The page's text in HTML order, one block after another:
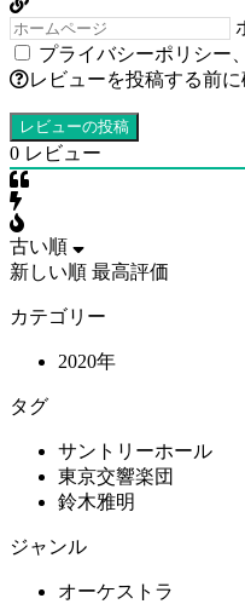
プライバシーポリシー
レビューを投稿する前
0 レビュー
古い順
新しい順 最高評価
カテゴリー
2020年
タグ
サントリーホール
東京交響楽団
鈴木雅明
ジャンル
オーケストラ